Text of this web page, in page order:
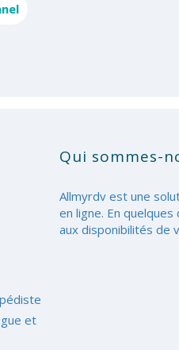
et
Qui sommes-
Allmyrdv est une
en ligne. En
aux disponibilités de